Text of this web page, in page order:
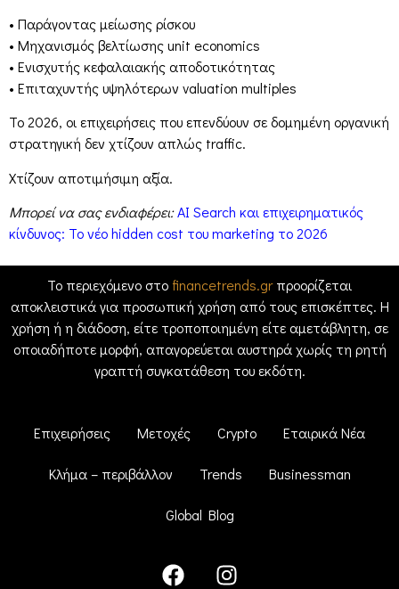
• Παράγοντας μείωσης ρίσκου
• Μηχανισμός βελτίωσης unit economics
• Ενισχυτής κεφαλαιακής αποδοτικότητας
• Επιταχυντής υψηλότερων valuation multiples
Το 2026, οι επιχειρήσεις που επενδύουν σε δομημένη οργανική
στρατηγική δεν χτίζουν απλώς traffic.
Χτίζουν αποτιμήσιμη αξία.
Μπορεί να σας ενδιαφέρει:AI Search και επιχειρηματικός
κίνδυνος: Το νέο hidden cost του marketing το 2026
Το περιεχόμενο στο financetrends.grπροορίζεται
αποκλειστικά για προσωπική χρήση από τους επισκέπτες. Η
χρήση ή η διάδοση, είτε τροποποιημένη είτε αμετάβλητη, σε
οποιαδήποτε μορφή, απαγορεύεται αυστηρά χωρίς τη ρητή
γραπτή συγκατάθεση του εκδότη.
Επιχειρήσεις Μετοχές Crypto Εταιρικά Νέα
Κλήμα – περιβάλλον Trends Businessman
Global Blog